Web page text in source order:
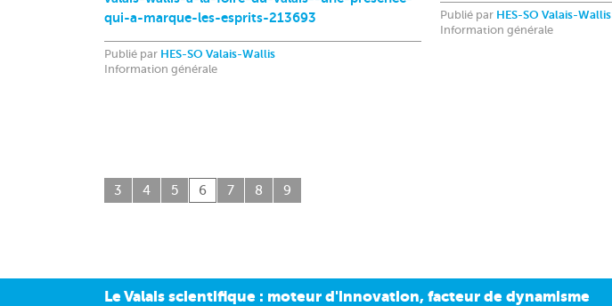
qui-a-marque-les-esprits-213693
Publié par HES-SO Valais-Wallis
Information générale
Publié par HES-SO Valais-Wallis
Information générale
3 4 5 6 7 8 9
Le Valais scientifique : moteur d'innovation, facteur de dynamisme